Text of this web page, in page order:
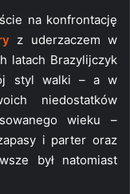
na konfrontację
z uderzaczem w
latach Brazylijczyk
styl walki – a w
niedostatków
wieku –
i parter oraz
był natomiast